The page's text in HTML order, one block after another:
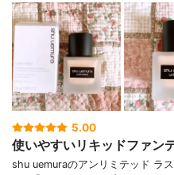
5.00
使いやすいリキッドファン
shu uemuraのアンリミテッド ラ